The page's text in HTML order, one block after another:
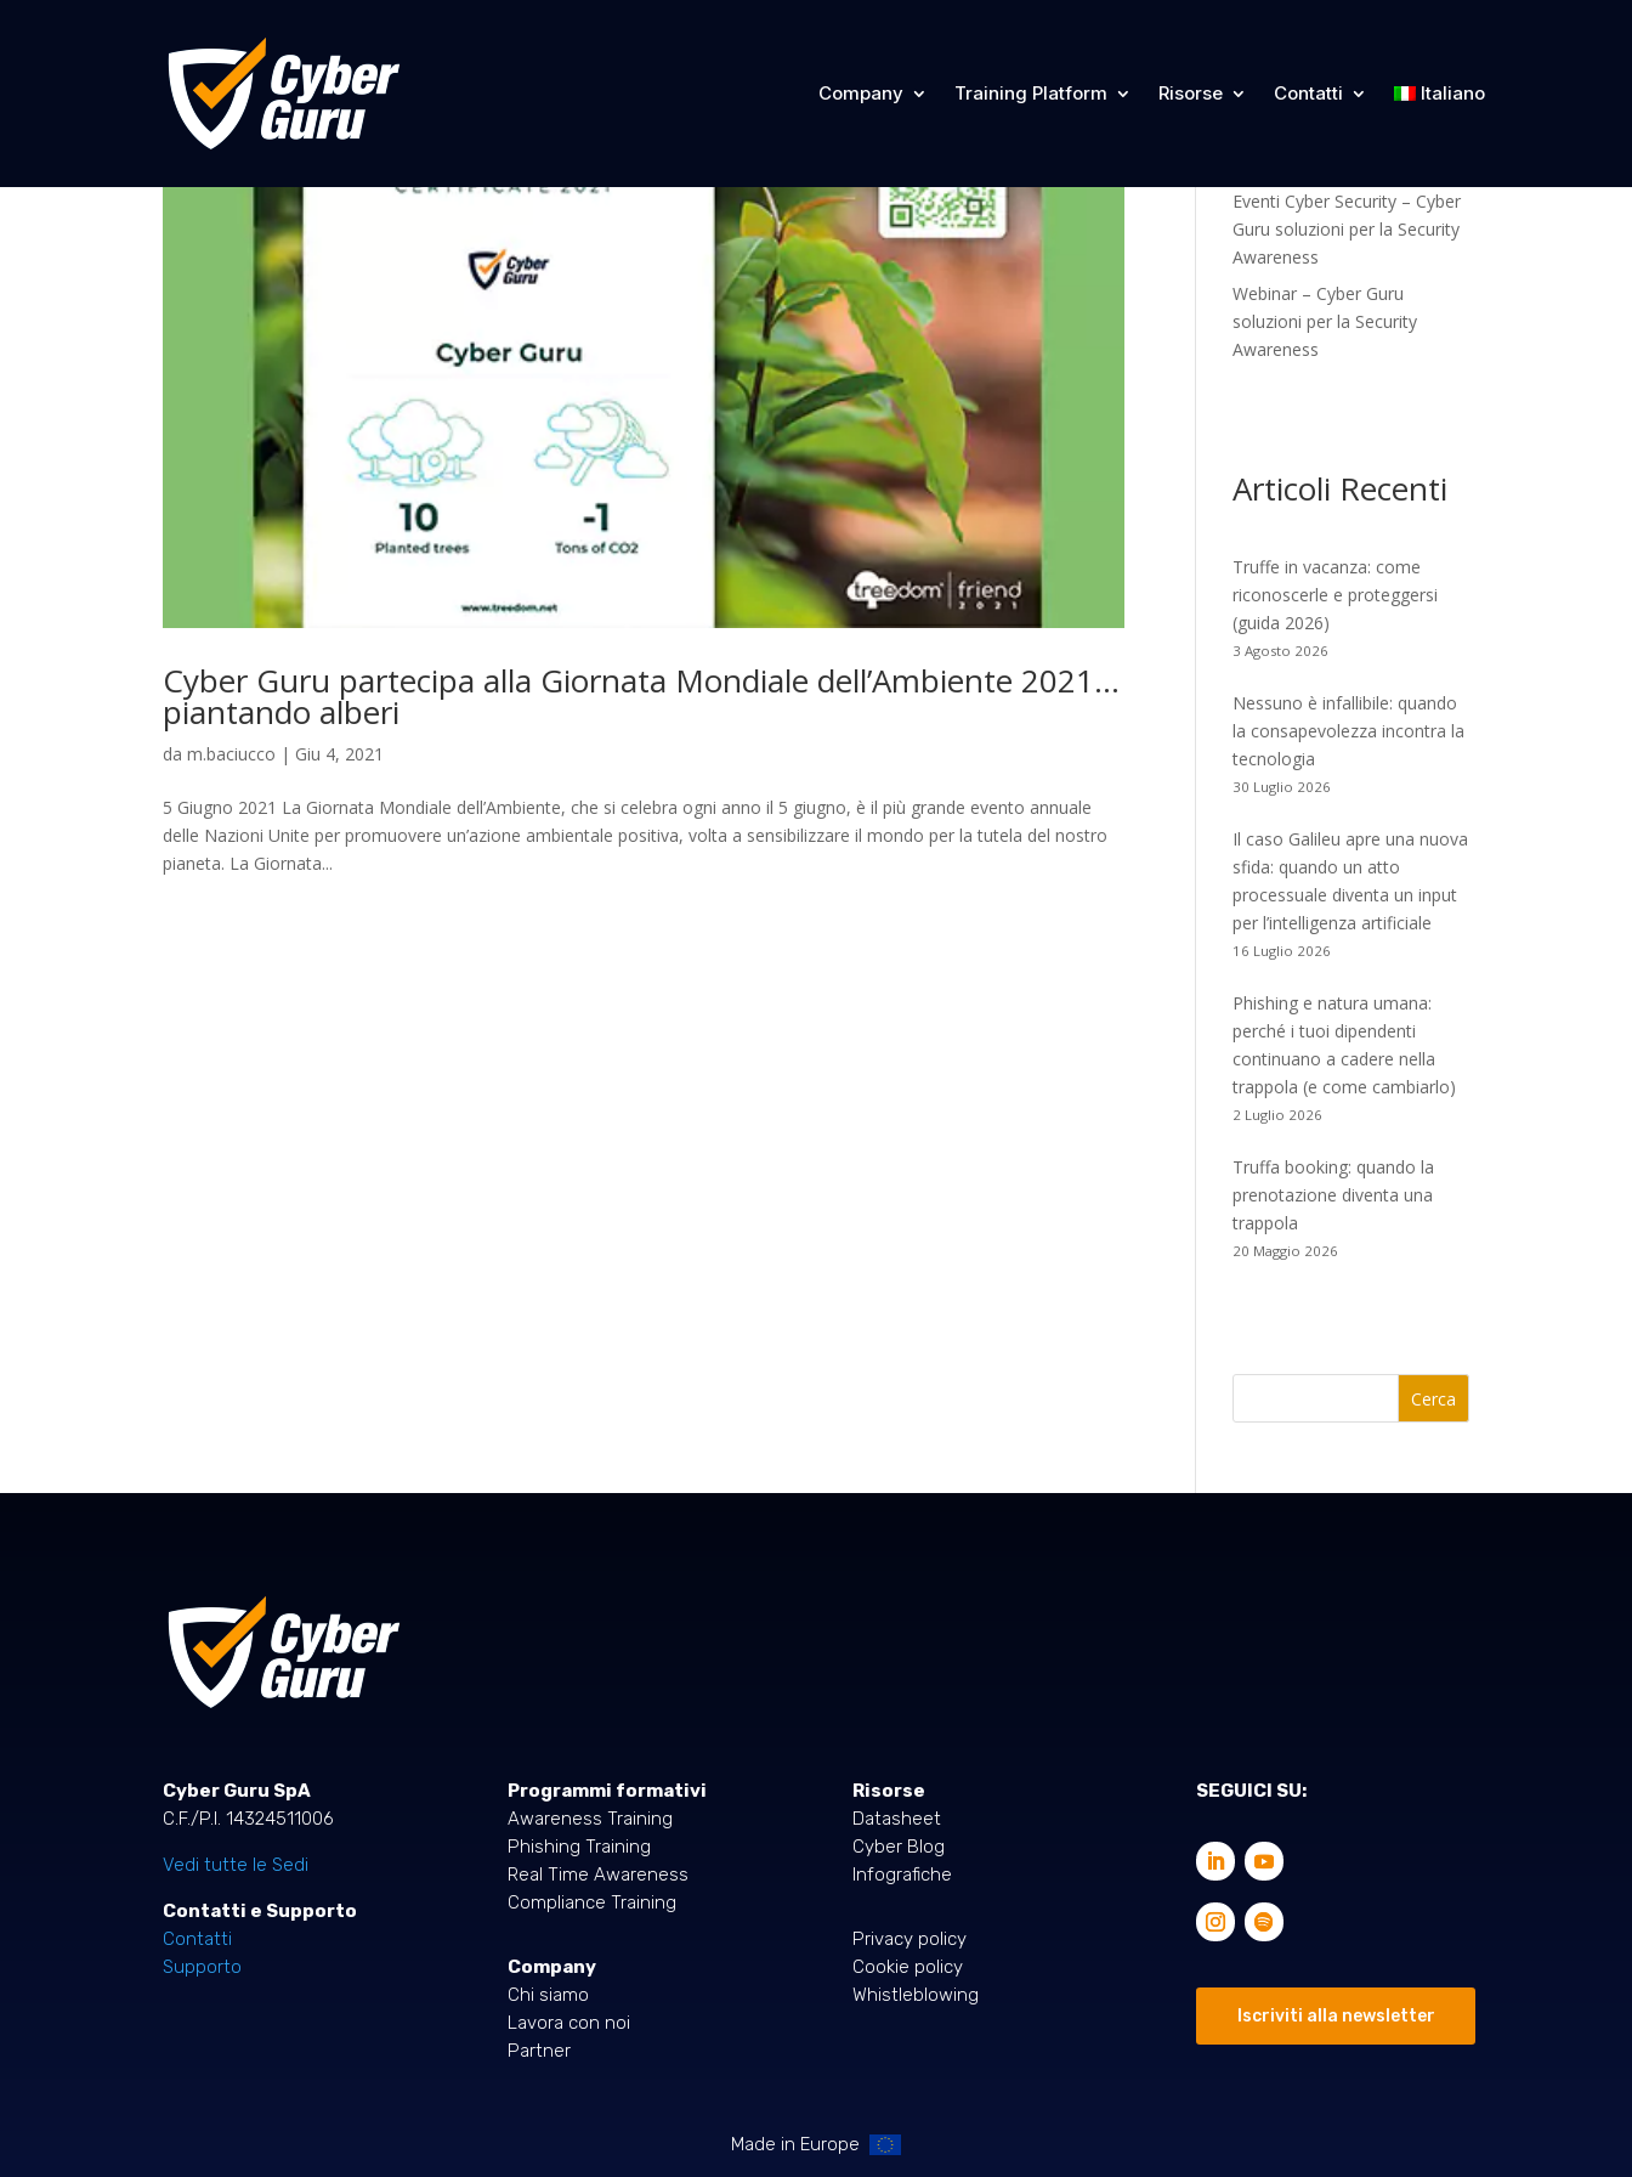
Company Training Platform Risorse Contatti Italiano
Cyber Guru partecipa alla Giornata Mondiale dell’Ambiente 2021…
piantando alberi
dam.baciucco | Giu 4, 2021
5 Giugno 2021 La Giornata Mondiale dell’Ambiente, che si celebra ogni anno il 5 giugno, è il più grande evento annuale
delle Nazioni Unite per promuovere un’azione ambientale positiva, volta a sensibilizzare il mondo per la tutela del nostro
pianeta. La Giornata...
Categorie
Eventi Cyber Security – Cyber
Guru soluzioni per la Security
Awareness
Webinar – Cyber Guru
soluzioni per la Security
Awareness
Articoli Recenti
Truffe in vacanza: come
riconoscerle e proteggersi
(guida 2026)
3 Agosto 2026
Nessuno è infallibile: quando
la consapevolezza incontra la
tecnologia
30 Luglio 2026
Il caso Galileu apre una nuova
sfida: quando un atto
processuale diventa un input
per l’intelligenza artificiale
16 Luglio 2026
Phishing e natura umana:
perché i tuoi dipendenti
continuano a cadere nella
trappola (e come cambiarlo)
2 Luglio 2026
Truffa booking: quando la
prenotazione diventa una
trappola
20 Maggio 2026
Cerca
Cyber Guru SpA
C.F./P.I. 14324511006
Vedi tutte le Sedi
Contatti e Supporto
Contatti
Supporto
Programmi formativi
Awareness Training
Phishing Training
Real Time Awareness
Compliance Training
Company
Chi siamo
Lavora con noi
Partner
Risorse
Datasheet
Cyber Blog
Infografiche
Privacy policy
Cookie policy
Whistleblowing
SEGUICI SU:
Iscriviti alla newsletter
Made in Europe